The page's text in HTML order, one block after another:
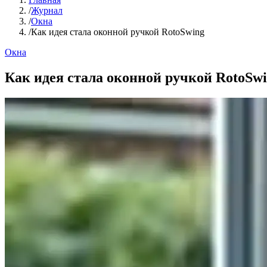
/Журнал
/Окна
/Как идея стала оконной ручкой RotoSwing
Окна
Как идея стала оконной ручкой